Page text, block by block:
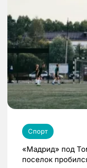
Спорт
«Мадрид» под
поселок